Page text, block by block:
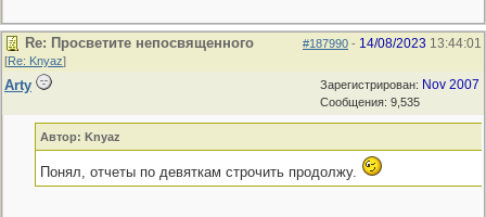
#187990 - 14/08/2023 13:44:01
Re: Просветите непосвященного
[Re: Knyaz]
Зарегистрирован: Nov 2007
Сообщения: 9,535
Arty
Автор: Knyaz
Понял, отчеты по девяткам строчить продолжу.